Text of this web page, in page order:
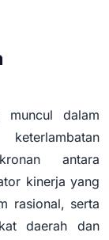
muncul dalam
antara
kinerja yang
rasional, serta
daerah dan